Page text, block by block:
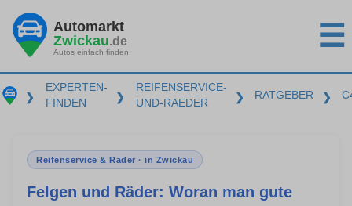
Automarkt
Zwickau.de
Autos einfach finden ☰
❯
EXPERTEN-
FINDEN
❯
REIFENSERVICE-
UND-RAEDER
❯ RATGEBER ❯
Reifenservice & Räder · in Zwickau
Felgen und Räder: Woran man gute